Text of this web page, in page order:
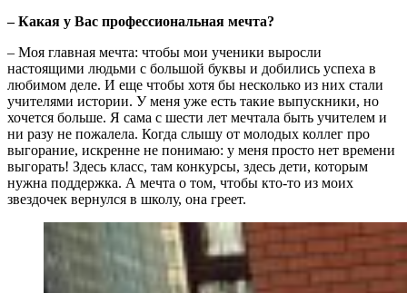
‒ Какая у Вас профессиональная мечта?
‒ Моя главная мечта: чтобы мои ученики выросли
настоящими людьми с большой буквы и добились успеха в
любимом деле. И еще чтобы хотя бы несколько из них стали
учителями истории. У меня уже есть такие выпускники, но
хочется больше. Я сама с шести лет мечтала быть учителем и
ни разу не пожалела. Когда слышу от молодых коллег про
выгорание, искренне не понимаю: у меня просто нет времени
выгорать! Здесь класс, там конкурсы, здесь дети, которым
нужна поддержка. А мечта о том, чтобы кто-то из моих
звездочек вернулся в школу, она греет.